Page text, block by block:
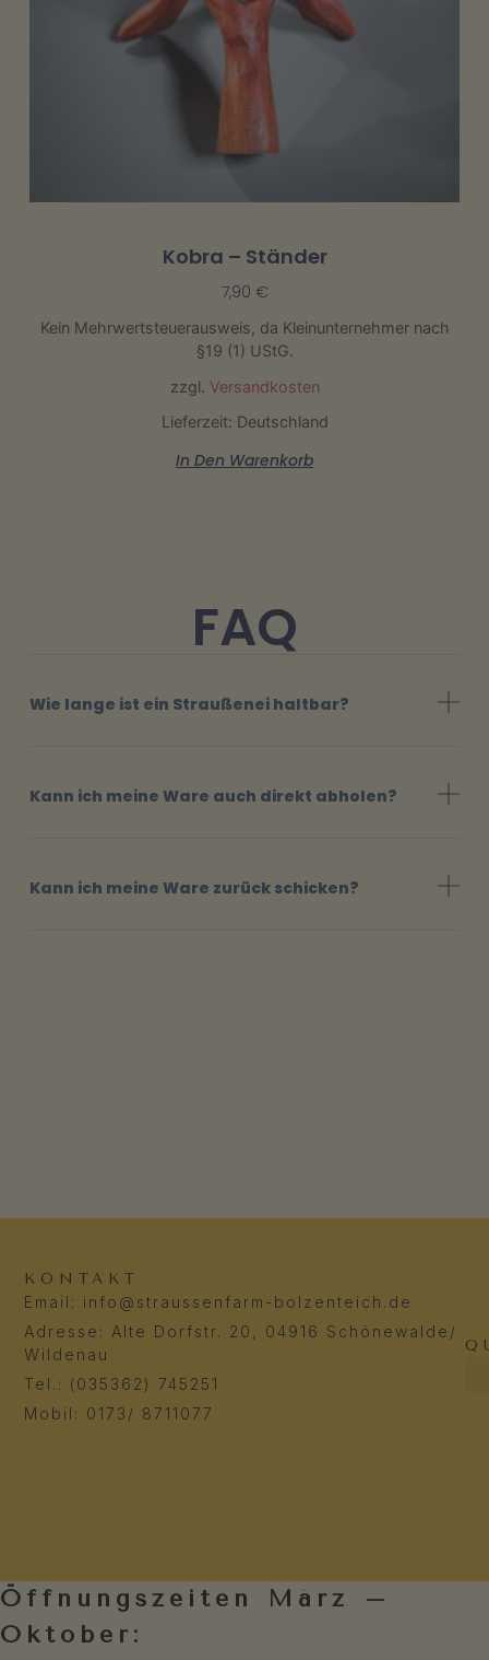
Kobra – Ständer
7,90 €
Kein Mehrwertsteuerausweis, da Kleinunternehmer nach
§19 (1) UStG.
zzgl. Versandkosten
Lieferzeit: Deutschland
In Den Warenkorb
FAQ
Wie lange ist ein Straußenei haltbar?
Kann ich meine Ware auch direkt abholen?
Kann ich meine Ware zurück schicken?
KONTAKT
Email: info@straussenfarm-bolzenteich.de
Adresse: Alte Dorfstr. 20, 04916 Schönewalde/
Wildenau
Tel.: (035362) 745251
Mobil: 0173/ 8711077
Öffnungszeiten März –
Oktober: